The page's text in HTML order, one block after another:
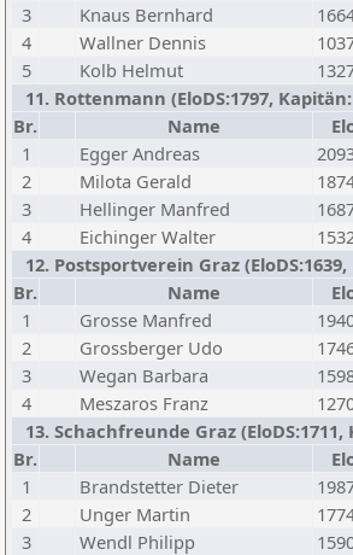
3
Knaus Bernhard
4
Wallner Dennis
5
Kolb Helmut
11. Rottenmann (EloDS:1797,
Br.
Name
1
Egger Andreas
2
Milota Gerald
3
Hellinger Manfred
4
Eichinger Walter
12. Postsportverein Graz
Br.
Name
1
Grosse Manfred
2
Grossberger Udo
3
Wegan Barbara
4
Meszaros Franz
13. Schachfreunde Graz
Br.
Name
1
Brandstetter Dieter
2
Unger Martin
3
Wendl Philipp